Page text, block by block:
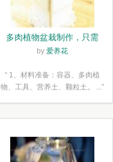
多肉植物盆栽制作，只需
简单6步
by 爱养花
“ 1、材料准备：容器、多肉植
物、工具、营养土、颗粒土。 ...”